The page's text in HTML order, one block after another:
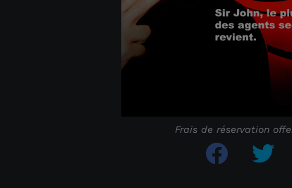
Frais de réservation